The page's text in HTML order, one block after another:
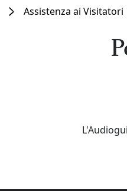
Assistenza ai Visitatori